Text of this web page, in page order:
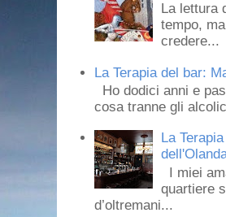
La lettura
tempo,
credere...
La Terapia del bar:
Ho dodici anni e
cosa tranne gli
La
I miei
quartiere
d’oltremani...